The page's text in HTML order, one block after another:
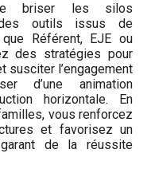
briser les silos
outils issus de
Référent, EJE ou
des stratégies pour
susciter l’engagement
d’une animation
horizontale. En
vous renforcez
et favorisez un
de la réussite